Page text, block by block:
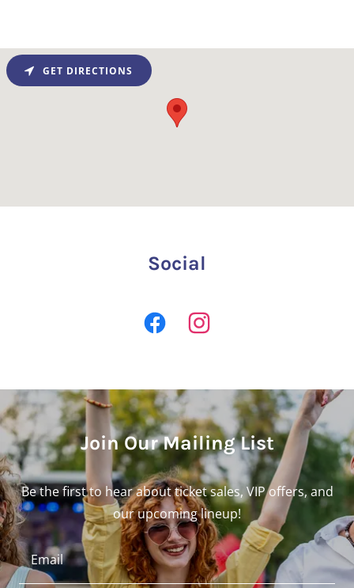
GET DIRECTIONS
Social
Join Our Mailing List
Be the first to hear about ticket sales, VIP offers, and
our upcoming lineup!
Email